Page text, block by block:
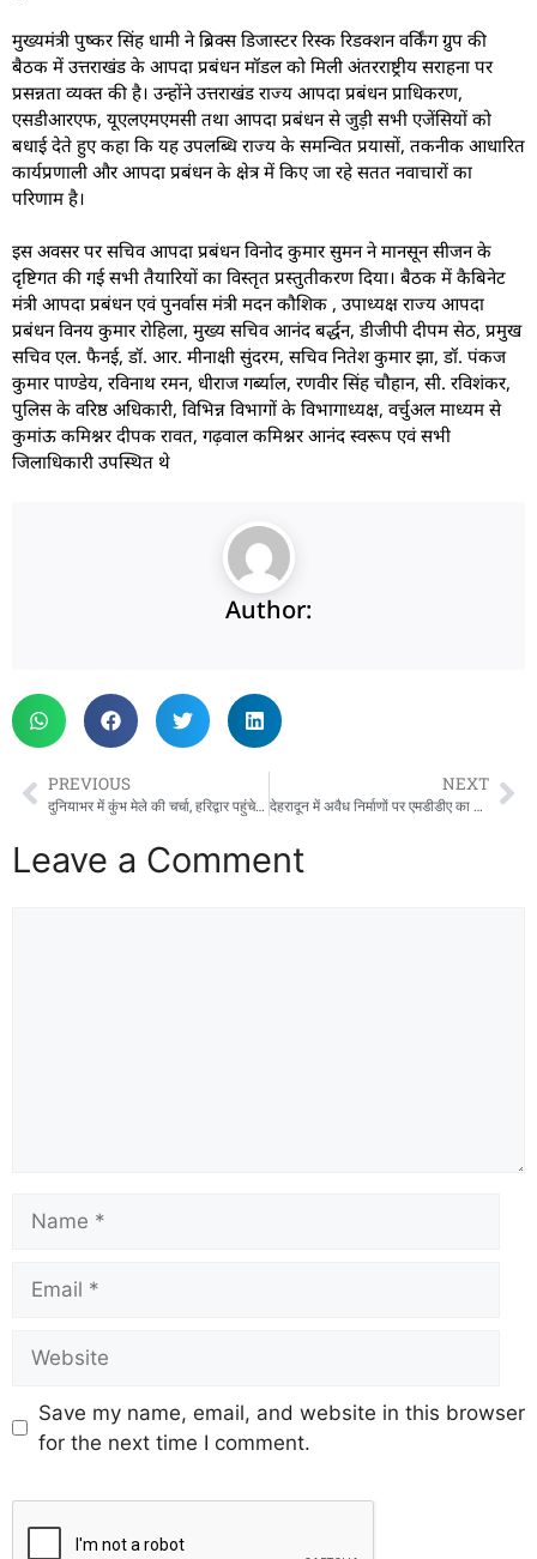
मुख्यमंत्री पुष्कर सिंह धामी ने ब्रिक्स डिजास्टर रिस्क रिडक्शन वर्किंग ग्रुप की
बैठक में उत्तराखंड के आपदा प्रबंधन मॉडल को मिली अंतरराष्ट्रीय सराहना पर
प्रसन्नता व्यक्त की है। उन्होंने उत्तराखंड राज्य आपदा प्रबंधन प्राधिकरण,
एसडीआरएफ, यूएलएमएमसी तथा आपदा प्रबंधन से जुड़ी सभी एजेंसियों को
बधाई देते हुए कहा कि यह उपलब्धि राज्य के समन्वित प्रयासों, तकनीक आधारित
कार्यप्रणाली और आपदा प्रबंधन के क्षेत्र में किए जा रहे सतत नवाचारों का
परिणाम है।
इस अवसर पर सचिव आपदा प्रबंधन विनोद कुमार सुमन ने मानसून सीजन के
दृष्टिगत की गई सभी तैयारियों का विस्तृत प्रस्तुतीकरण दिया। बैठक में कैबिनेट
मंत्री आपदा प्रबंधन एवं पुनर्वास मंत्री मदन कौशिक , उपाध्यक्ष राज्य आपदा
प्रबंधन विनय कुमार रोहिला, मुख्य सचिव आनंद बर्द्धन, डीजीपी दीपम सेठ, प्रमुख
सचिव एल. फैनई, डॉ. आर. मीनाक्षी सुंदरम, सचिव नितेश कुमार झा, डॉ. पंकज
कुमार पाण्डेय, रविनाथ रमन, धीराज गर्ब्याल, रणवीर सिंह चौहान, सी. रविशंकर,
पुलिस के वरिष्ठ अधिकारी, विभिन्न विभागों के विभागाध्यक्ष, वर्चुअल माध्यम से
कुमांऊ कमिश्नर दीपक रावत, गढ़वाल कमिश्नर आनंद स्वरूप एवं सभी
जिलाधिकारी उपस्थित थे
Author:
PREVIOUS
दुनियाभर में कुंभ मेले की चर्चा, हरिद्वार पहुंचे जापान के संतों ने देखी तैयारियां, बोले- बड़ी संख्या में आएंगे जापानी
NEXT
देहरादून में अवैध निर्माणों पर एमडीडीए का बड़ा एक्शन, कुल्हान-चन्द्रवनी में 4 भवन सील
Leave a Comment
Save my name, email, and website in this browser
for the next time I comment.